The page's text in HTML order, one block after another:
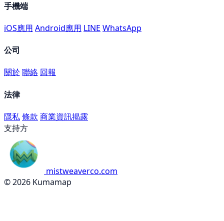
手機端
iOS應用 Android應用 LINE WhatsApp
公司
關於聯絡 回報
法律
隱私條款 商業資訊揭露
支持方
mistweaverco.com
© 2026 Kumamap